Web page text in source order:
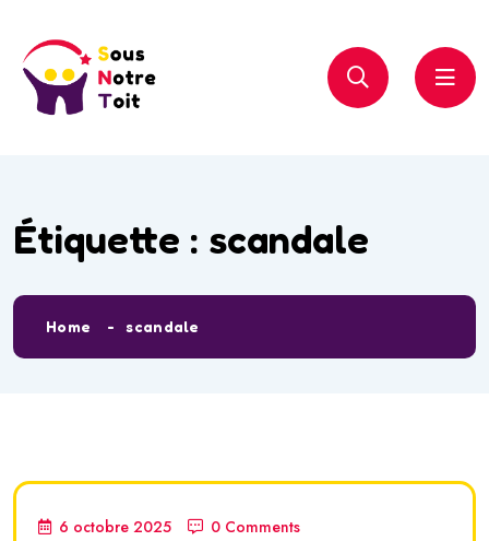
Étiquette : scandale
Home scandale
6 octobre 2025 0 Comments